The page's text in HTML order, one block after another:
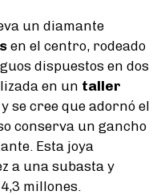
un diamante
en el centro, rodeado
dispuestos en dos
en un taller
y se cree que adornó el
conserva un gancho
Esta joya
a una subasta y
millones.